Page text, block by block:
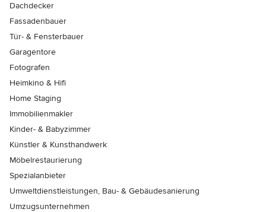
Dachdecker
Fassadenbauer
Tür- & Fensterbauer
Garagentore
Fotografen
Heimkino & Hifi
Home Staging
Immobilienmakler
Kinder- & Babyzimmer
Künstler & Kunsthandwerk
Möbelrestaurierung
Spezialanbieter
Umweltdienstleistungen, Bau- & Gebäudesanierung
Umzugsunternehmen